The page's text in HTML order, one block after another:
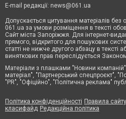
E-mail редакції: news@061.ua
Допускається цитування матеріалів без
061.ua за умови розміщення в тексті
Сайт міста Запоріжжя. Для інтернет-
прямого, відкритого для пошукових
статті не нижче другого абзацу в тексті
виняткових прав переслідується
Матеріали з плашками "Новини
матеріал", "Партнерський спецпроєкт",
"PR", "Офіційно", "Політична реклама"
Політика конфіденційності Правила сайту
класифайд Редакційна політика